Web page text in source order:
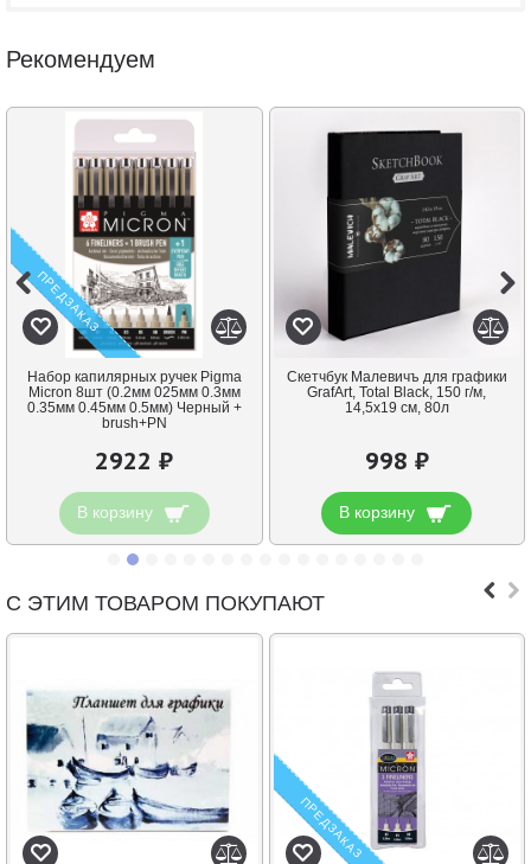
Рекомендуем
ПРЕДЗАКАЗ
Набор капилярных ручек Pigma
Micron 8шт (0.2мм 025мм 0.3мм
0.35мм 0.45мм 0.5мм) Черный +
brush+PN
2922 ₽
В корзину
Скетчбук Малевичъ для графики
GrafArt, Total Black, 150 г/м,
14,5x19 см, 80л
998 ₽
В корзину
С ЭТИМ ТОВАРОМ ПОКУПАЮТ
ПРЕДЗАКАЗ